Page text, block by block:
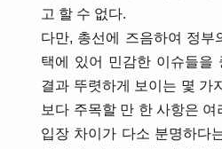
고 할 수 없다.
다만, 총선에 즈음하여 정부
택에 있어 민감한 이슈들을
결과 뚜렷하게 보이는 몇 가
보다 주목할 만 한 사항은
입장 차이가 다소 분명하다